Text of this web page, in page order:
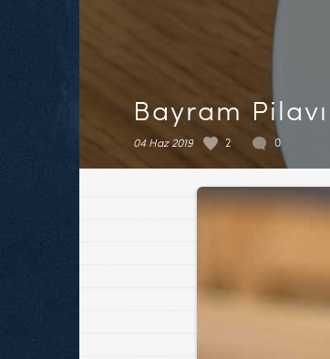
Bayram Pilavı
04 Haz 2019 2 0